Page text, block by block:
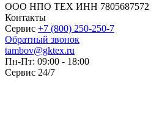
ООО НПО ТЕХ ИНН 7805687572
Контакты
Сервис +7 (800) 250-250-7
Обратный звонок
tambov@gktex.ru
Пн-Пт: 09:00 - 18:00
Сервис 24/7